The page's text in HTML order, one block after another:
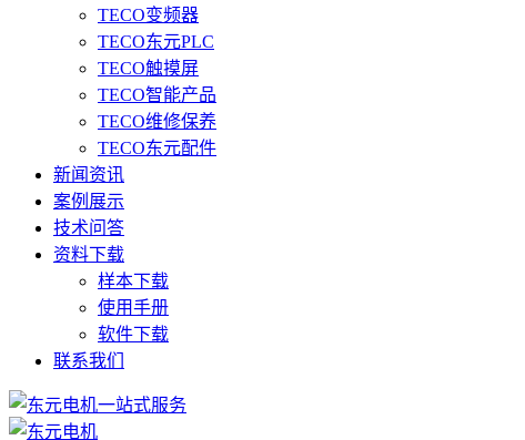
TECO变频器
TECO东元PLC
TECO触摸屏
TECO智能产品
TECO维修保养
TECO东元配件
新闻资讯
案例展示
技术问答
资料下载
样本下载
使用手册
软件下载
联系我们